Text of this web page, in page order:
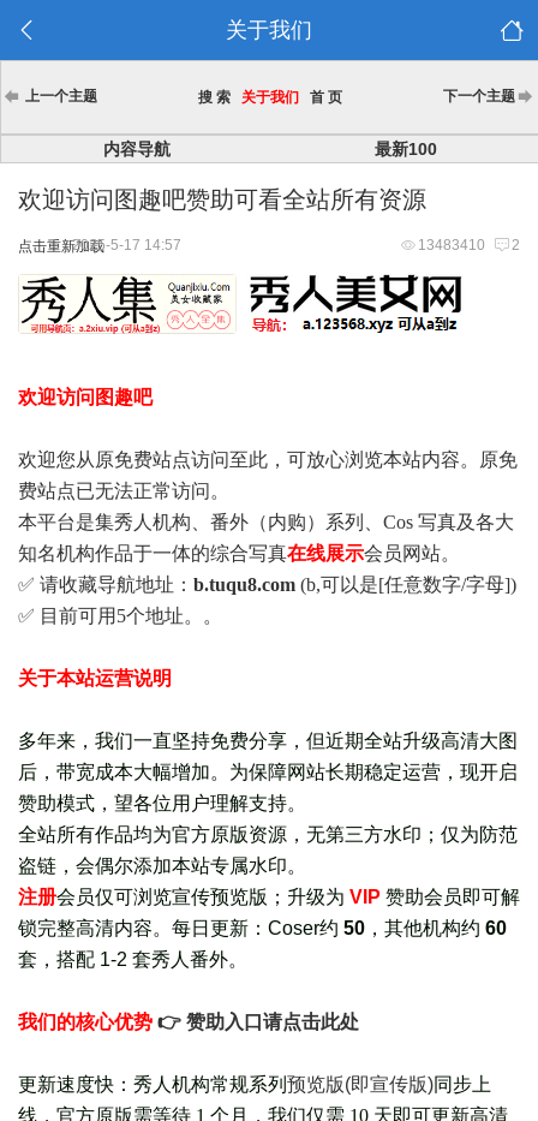
关于我们
上一个主题 搜 索 关于我们 首 页 下一个主题
内容导航 最新100
欢迎访问图趣吧赞助可看全站所有资源
点击重新加载 13483410 2
2025-5-17 14:57
欢迎访问图趣吧
欢迎您从原免费站点访问至此，可放心浏览本站内容。原免
费站点已无法正常访问。
本平台是集秀人机构、番外（内购）系列、Cos 写真及各大
知名机构作品于一体的综合写真在线展示会员网站。
✅ 请收藏导航地址： b.tuqu8.com (b,可以是[任意数字/字母])
✅ 目前可用5个地址。。
关于本站运营说明
多年来，我们一直坚持免费分享，但近期全站升级高清大图
后，带宽成本大幅增加。为保障网站长期稳定运营，现开启
赞助模式，望各位用户理解支持。
全站所有作品均为官方原版资源，无第三方水印；仅为防范
盗链，会偶尔添加本站专属水印。
注册会员仅可浏览宣传预览版 ； 升级为 VIP 赞助会员即可解
锁完整高清内容。每日更新： Coser约 50 ，其他机构约 60
套， 搭配 1-2 套秀人番外。
我们的核心优势 👉 赞助入口请点击此处
更新速度快：秀人机构常规系列 预览版(即宣传版)同步上
线，官方原版需等待 1 个月，我们仅需 10 天即可更新高清